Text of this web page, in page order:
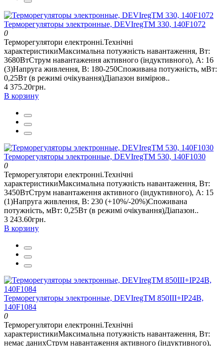
Терморегуляторы электронные, DEVIregТМ 330, 140F1072
0
Терморегулятори електронні.Технічні
характеристикиМаксимальна потужність навантаження, Вт:
3680ВтСтрум навантаження активного (індуктивного), А: 16
(3)Напруга живлення, В: 180-250Споживана потужність, мВт:
0,25Вт (в режимі очікування)Діапазон вимірюв..
4 375.20грн.
В корзину
Терморегуляторы электронные, DEVIregТМ 530, 140F1030
0
Терморегулятори електронні.Технічні
характеристикиМаксимальна потужність навантаження, Вт:
3450ВтСтрум навантаження активного (індуктивного), А: 15
(1)Напруга живлення, В: 230 (+10%/-20%)Споживана
потужність, мВт: 0,25Вт (в режимі очікування)Діапазон..
3 243.60грн.
В корзину
Терморегуляторы электронные, DEVIregТМ 850III+IP24В,
140F1084
0
Терморегулятори електронні.Технічні
характеристикиМаксимальна потужність навантаження, Вт:
немає данихСтрум навантаження активного (індуктивного),